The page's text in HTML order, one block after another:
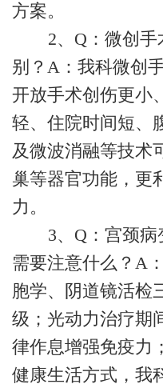
方案。
2、Q：微创
别？A：我科微创
开放手术创伤更小
轻、住院时间短、
及微波消融等技术
巢等器官功能，更
力。
3、Q：宫颈
需要注意什么？A
胞学、阴道镜活检
级；光动力治疗期
律作息增强免疫力
健康生活方式，我